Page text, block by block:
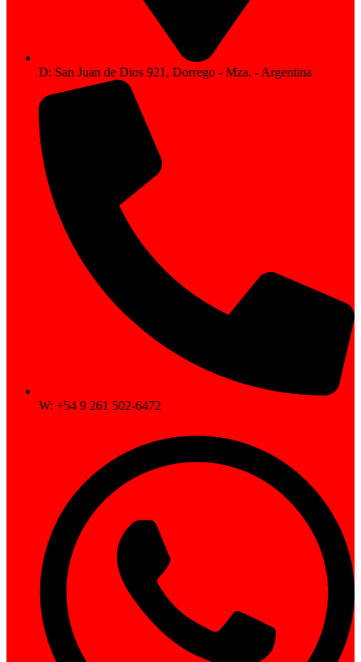
D: San Juan de Dios 921, Dorrego - Mza. - Argentina
W: +54 9 261 502-6472